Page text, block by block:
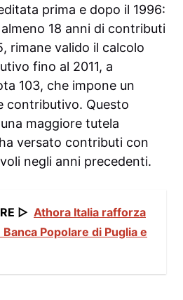
prima e dopo il 1996:
18 anni di contributi
rimane valido il calcolo
fino al 2011, a
103, che impone un
contributivo. Questo
maggiore tutela
versato contributi con
negli anni precedenti.
▷ Athora Italia rafforza
Popolare di Puglia e